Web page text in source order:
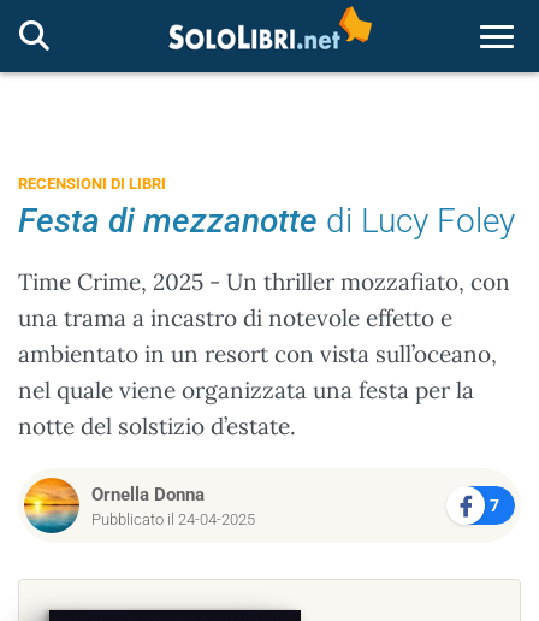
RECENSIONI DI LIBRI
Festa di mezzanotte di Lucy Foley
Time Crime, 2025 - Un thriller mozzafiato, con
una trama a incastro di notevole effetto e
ambientato in un resort con vista sull’oceano,
nel quale viene organizzata una festa per la
notte del solstizio d’estate.
Ornella Donna
Pubblicato il 24-04-2025
7